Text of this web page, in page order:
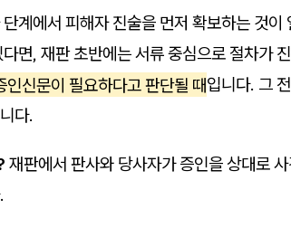
계에서 피해자 진술을 먼저 확보하는 것
면, 재판 초반에는 서류 중심으로 절차가
인신문이 필요하다고 판단될 때입니다. 그
다.
재판에서 판사와 당사자가 증인을 상대로